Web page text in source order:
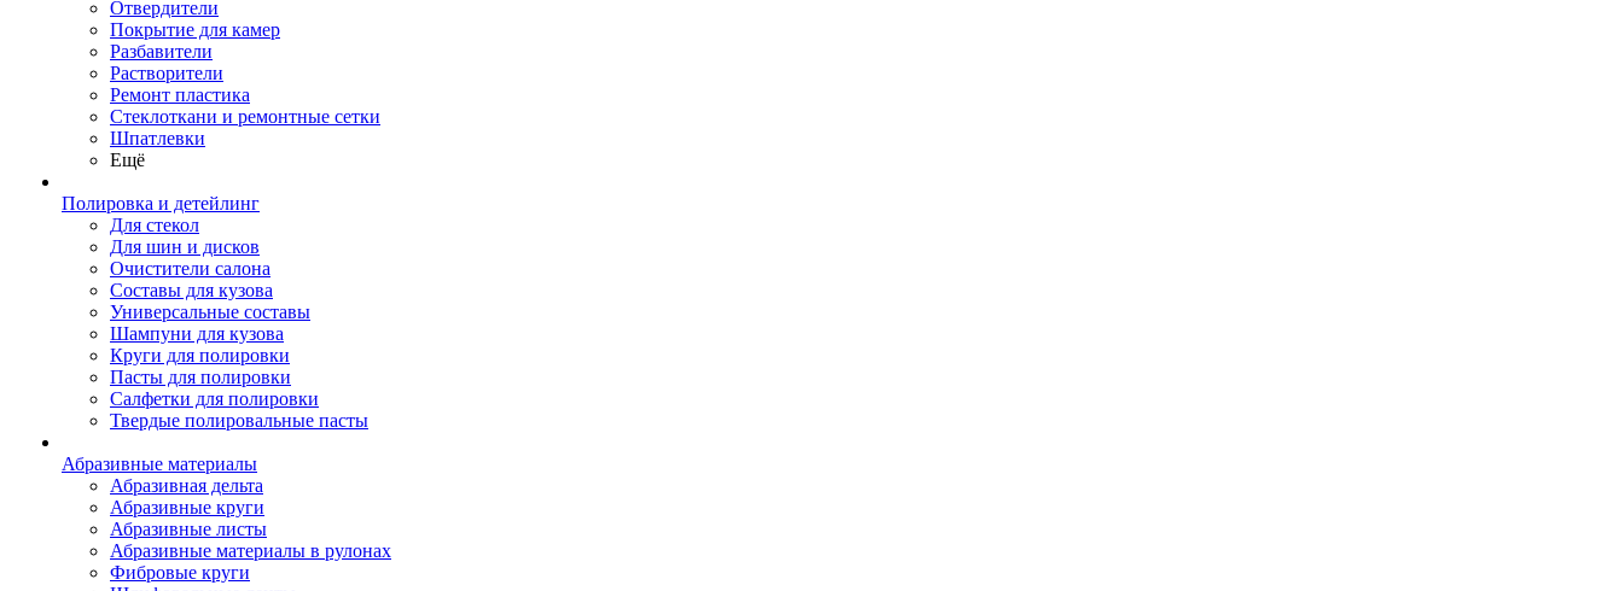
Отвердители
Покрытие для камер
Разбавители
Растворители
Ремонт пластика
Стеклоткани и ремонтные сетки
Шпатлевки
Ещё
Полировка и детейлинг
Для стекол
Для шин и дисков
Очистители салона
Составы для кузова
Универсальные составы
Шампуни для кузова
Круги для полировки
Пасты для полировки
Салфетки для полировки
Твердые полировальные пасты
Абразивные материалы
Абразивная дельта
Абразивные круги
Абразивные листы
Абразивные материалы в рулонах
Фибровые круги